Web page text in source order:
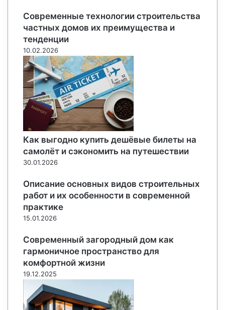
Современные технологии строительства
частных домов их преимущества и
тенденции
10.02.2026
Как выгодно купить дешёвые билеты на
самолёт и сэкономить на путешествии
30.01.2026
Описание основных видов строительных
работ и их особенности в современной
практике
15.01.2026
Современный загородный дом как
гармоничное пространство для
комфортной жизни
19.12.2025